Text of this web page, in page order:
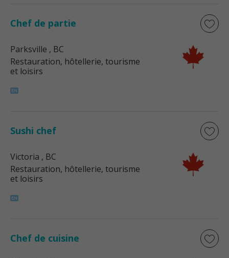
Chef de partie
Parksville , BC
Restauration, hôtellerie, tourisme
et loisirs
Sushi chef
Victoria , BC
Restauration, hôtellerie, tourisme
et loisirs
Chef de cuisine